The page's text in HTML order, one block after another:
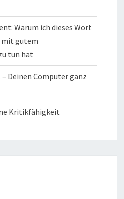
Warum ich dieses Wort
mit gutem
tun hat
Deinen Computer ganz
Kritikfähigkeit